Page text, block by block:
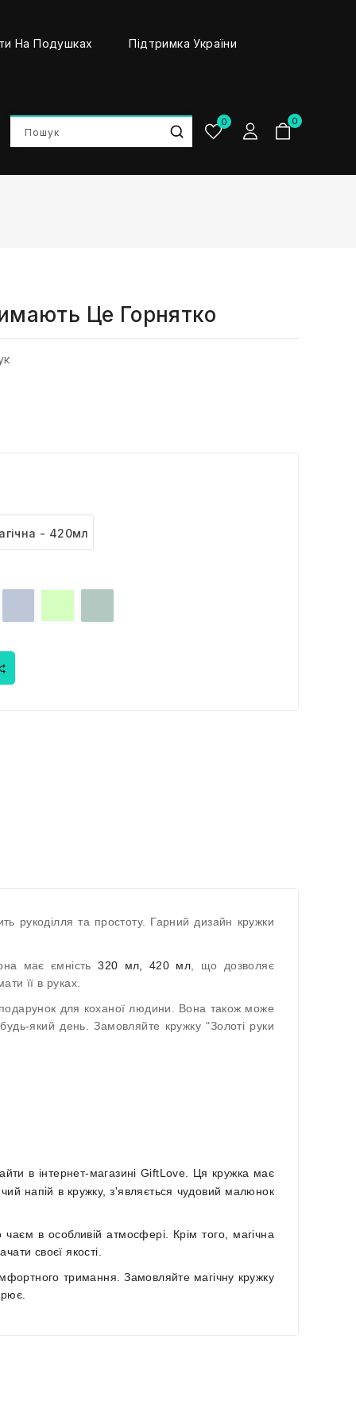
На Подушках Підтримка України
0
0
Це Горнятко
- 420мл
рукоділля та простоту. Гарний дизайн кружки
має ємність320 мл, 420 мл , що дозволяє
її в руках.
для коханої людини. Вона також може
який день. Замовляйте кружку "Золоті руки
в інтернет-магазині GiftLove. Ця кружка має
напій в кружку, з'являється чудовий малюнок
в особливій атмосфері. Крім того, магічна
своєї якості.
тримання. Замовляйте магічну кружку